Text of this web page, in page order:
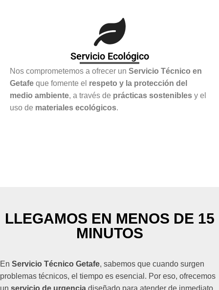
Servicio Ecológico
Nos comprometemos a ofrecer un Servicio Técnico en
Getafe que fomente el respeto y la protección del
medio ambiente, a través de prácticas sostenibles y el
uso de materiales ecológicos.
LLEGAMOS EN MENOS DE 15
MINUTOS
En Servicio Técnico Getafe, sabemos que cuando surgen
problemas técnicos, el tiempo es esencial. Por eso, ofrecemos